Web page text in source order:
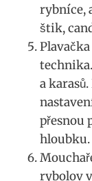
rybníce,
štik,
a
přesnou
hloubku.
rybolov